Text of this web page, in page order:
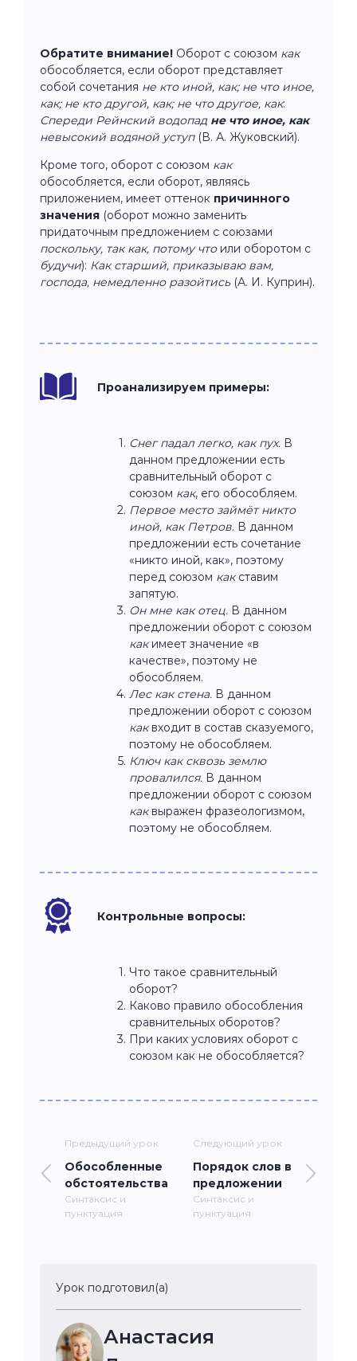
Обратите внимание! Оборот с союзом как
обособляется, если оборот представляет
собой сочетания не кто иной, как; не что иное,
как; не кто другой, как; не что другое, как:
Спереди Рейнский водопад не что иное, как
невысокий водяной уступ (В. А. Жуковский).
Кроме того, оборот с союзом как
обособляется, если оборот, являясь
приложением, имеет оттенок причинного
значения (оборот можно заменить
придаточным предложением с союзами
поскольку, так как, потому чтоили оборотом с
будучи): Как старший, приказываю вам,
господа, немедленно разойтись (А. И. Куприн).
Проанализируем примеры:
Снег падал легко, как пух. В
данном предложении есть
сравнительный оборот с
союзом как, его обособляем.
Первое место займёт никто
иной, как Петров. В данном
предложении есть сочетание
«никто иной, как», поэтому
перед союзом какставим
запятую.
Он мне как отец. В данном
предложении оборот с союзом
какимеет значение «в
качестве», поэтому не
обособляем.
Лес как стена. В данном
предложении оборот с союзом
каквходит в состав сказуемого,
поэтому не обособляем.
Ключ как сквозь землю
провалился. В данном
предложении оборот с союзом
каквыражен фразеологизмом,
поэтому не обособляем.
Контрольные вопросы:
Что такое сравнительный
оборот?
Каково правило обособления
сравнительных оборотов?
При каких условиях оборот с
союзом как не обособляется?
Предыдущий урок
Обособленные
обстоятельства
Синтаксис и
пунктуация
Следующий урок
Порядок слов в
предложении
Синтаксис и
пунктуация
Урок подготовил(а)
Анастасия